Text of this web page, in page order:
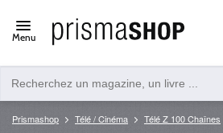
Open/close
navigation
Menu
Prismashop Télé / Cinéma Télé Z 100 Chaînes